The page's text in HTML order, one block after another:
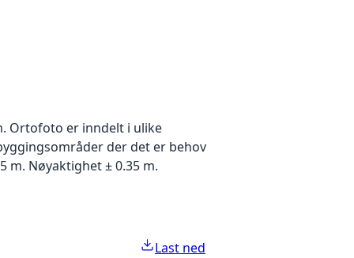
Ortofoto er inndelt i ulike
der det er behov
m. Nøyaktighet ± 0.35 m.
Last ned